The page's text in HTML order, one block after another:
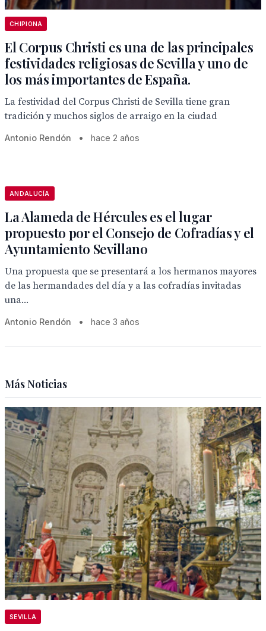
CHIPIONA
El Corpus Christi es una de las principales
festividades religiosas de Sevilla y uno de
los más importantes de España.
La festividad del Corpus Christi de Sevilla tiene gran
tradición y muchos siglos de arraigo en la ciudad
Antonio Rendón • hace 2 años
ANDALUCÍA
La Alameda de Hércules es el lugar
propuesto por el Consejo de Cofradías y el
Ayuntamiento Sevillano
Una propuesta que se presentará a los hermanos mayores
de las hermandades del día y a las cofradías invitadas
una...
Antonio Rendón • hace 3 años
Más Noticias
SEVILLA